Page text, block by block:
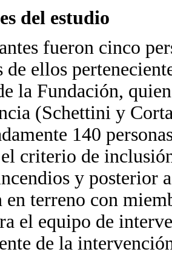
del estudio
fueron cinco
de ellos
la Fundación,
(Schettini y
140
criterio de
y posterior
terreno con
el equipo de
de la